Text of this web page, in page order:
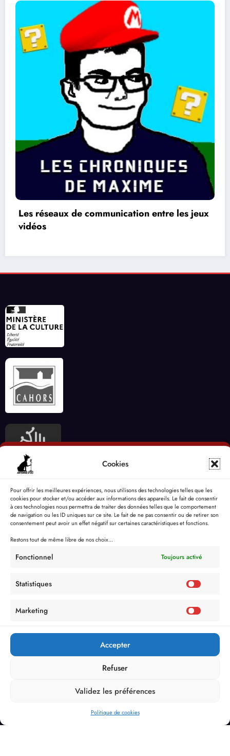
Cookies
Pour offrir les meilleures expériences, nous utilisons des technologies telles que les
cookies pour stocker et/ou accéder aux informations des appareils. Le fait de consentir
à ces technologies nous permettra de traiter des données telles que le comportement
de navigation ou les ID uniques sur ce site. Le fait de ne pas consentir ou de retirer son
consentement peut avoir un effet négatif sur certaines caractéristiques et fonctions.
Restons tout de même libre de nos choix...
Fonctionnel Toujours activé
Statistiques
Marketing
Accepter
Refuser
Validez les préférences
Politique de cookies
les jeux La différence entre les jeux 2 D et 3